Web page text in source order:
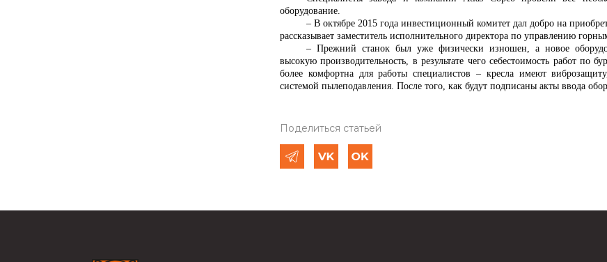
оборудование.
– В октябре 2015 года инвестиционный комитет дал добро на
рассказывает заместитель исполнительного директора по управлению
– Прежний станок был уже физически изношен, а новое
высокую производительность, в результате чего себестоимость работ по
более комфортна для работы специалистов – кресла имеют
системой пылеподавления. После того, как будут подписаны акты ввода
Поделиться статьей